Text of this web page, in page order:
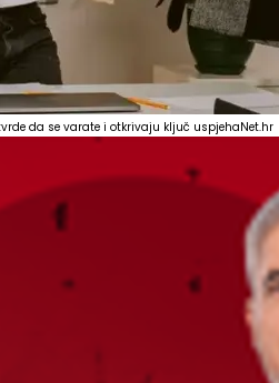
da se varate i otkrivaju ključ uspjehaNet.hr